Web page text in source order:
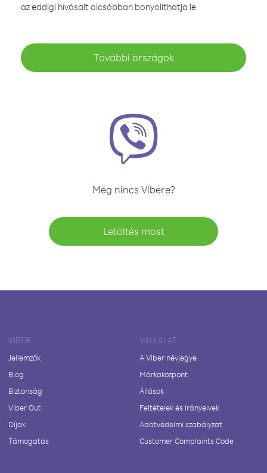
az eddigi hívásait olcsóbban bonyolíthatja le
További országok
Még nincs Vibere?
Letöltés most
VIBER
Jellemzők
Blog
Biztonság
Viber Out
Díjak
Támogatás
VÁLLALAT
A Viber névjegye
Márkaközpont
Állások
Feltételek és irányelvek
Adatvédelmi szabályzat
Customer Complaints Code